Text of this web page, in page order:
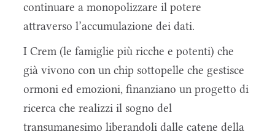
continuare a monopolizzare il potere
attraverso l’accumulazione dei dati.
I Crem (le famiglie più ricche e potenti) che
già vivono con un chip sottopelle che gestisce
ormoni ed emozioni, finanziano un progetto di
ricerca che realizzi il sogno del
transumanesimo liberandoli dalle catene della